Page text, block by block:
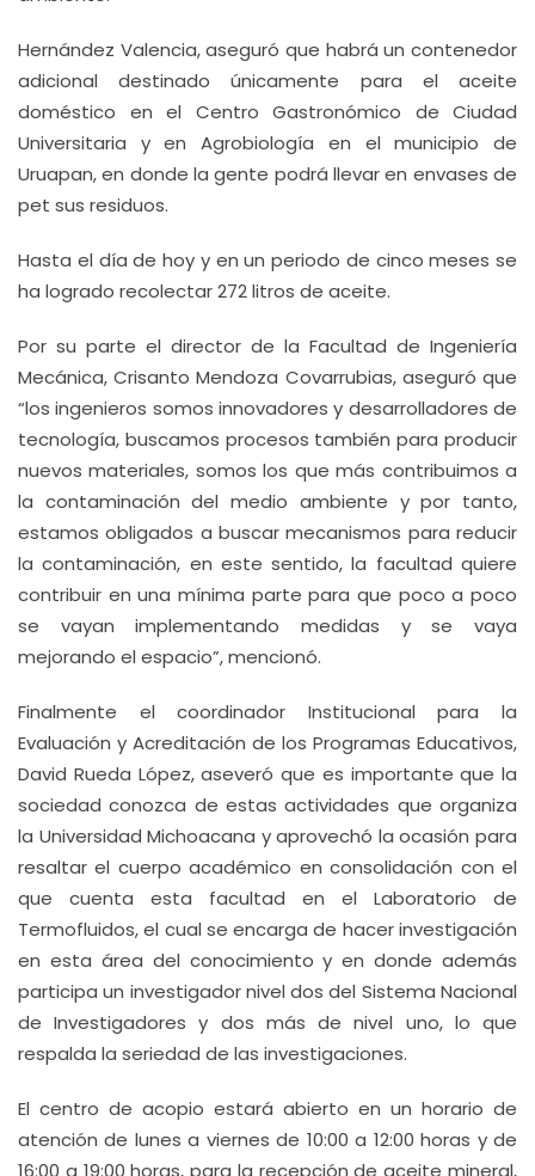
Hernández Valencia, aseguró que habrá un contenedor
adicional destinado únicamente para el aceite
doméstico en el Centro Gastronómico de Ciudad
Universitaria y en Agrobiología en el municipio de
Uruapan, en donde la gente podrá llevar en envases de
pet sus residuos.
Hasta el día de hoy y en un periodo de cinco meses se
ha logrado recolectar 272 litros de aceite.
Por su parte el director de la Facultad de Ingeniería
Mecánica, Crisanto Mendoza Covarrubias, aseguró que
“los ingenieros somos innovadores y desarrolladores de
tecnología, buscamos procesos también para producir
nuevos materiales, somos los que más contribuimos a
la contaminación del medio ambiente y por tanto,
estamos obligados a buscar mecanismos para reducir
la contaminación, en este sentido, la facultad quiere
contribuir en una mínima parte para que poco a poco
se vayan implementando medidas y se vaya
mejorando el espacio”, mencionó.
Finalmente el coordinador Institucional para la
Evaluación y Acreditación de los Programas Educativos,
David Rueda López, aseveró que es importante que la
sociedad conozca de estas actividades que organiza
la Universidad Michoacana y aprovechó la ocasión para
resaltar el cuerpo académico en consolidación con el
que cuenta esta facultad en el Laboratorio de
Termofluidos, el cual se encarga de hacer investigación
en esta área del conocimiento y en donde además
participa un investigador nivel dos del Sistema Nacional
de Investigadores y dos más de nivel uno, lo que
respalda la seriedad de las investigaciones.
El centro de acopio estará abierto en un horario de
atención de lunes a viernes de 10:00 a 12:00 horas y de
16:00 a 19:00 horas, para la recepción de aceite mineral,